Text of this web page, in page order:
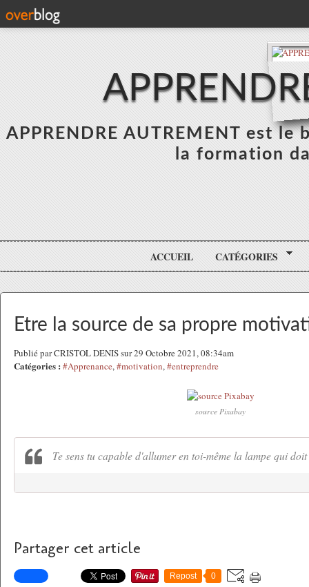
APPRENDRE AUTREMENT est
la formation
ACCUEIL CATÉGORIES
Etre la source de sa propre
Publié par CRISTOL DENIS sur 29 Octobre 2021, 08:34am
Catégories : #Apprenance,#motivation,#entreprendre
source Pixabay
Te sens tu capable d'allumer en toi-même la lampe qui
Partager cet article
Repost 0